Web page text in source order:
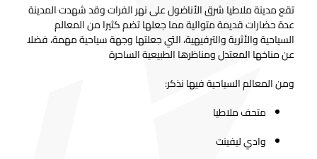
تقع مدينة ملاطيا شرق الأناضول على نهر الفرات وقد شهدت المدينة
عدة حضارات قديمة متوالية مما جعلها تضم كثيرا من المعالم
السياحية والأثرية والترفيهية، التي جعلتها وجهة سياحية مهمة، فضلا
عن مناخها المعتدل ومناظرها الطبيعية الساحرة
ومن المعالم السياحية فيها نذكر:
متحف ملاطيا
وادي ليفينت